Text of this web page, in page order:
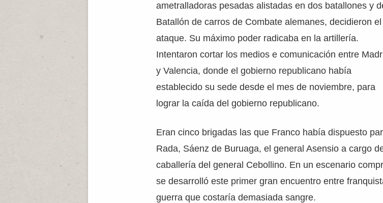
ametralladoras pesadas alistadas en dos batallones y
Batallón de carros de Combate alemanes, decidieron el
ataque. Su máximo poder radicaba en la artillería.
Intentaron cortar los medios e comunicación entre
y Valencia, donde el gobierno republicano había
establecido su sede desde el mes de noviembre, para
lograr la caída del gobierno republicano.
Eran cinco brigadas las que Franco había dispuesto
Rada, Sáenz de Buruaga, el general Asensio a cargo
caballería del general Cebollino. En un escenario
se desarrolló este primer gran encuentro entre
guerra que costaría demasiada sangre.